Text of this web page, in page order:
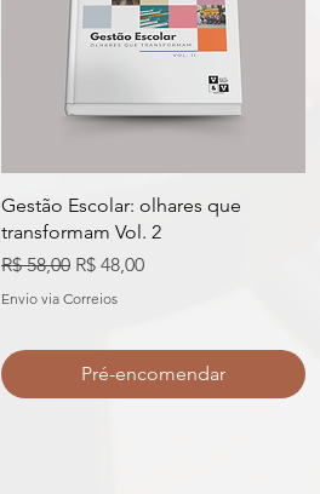
Gestão Escolar: olhares que
transformam Vol. 2
Preço normal
R$ 58,00 Preço promocional
R$ 48,00
Envio via Correios
Pré-encomendar